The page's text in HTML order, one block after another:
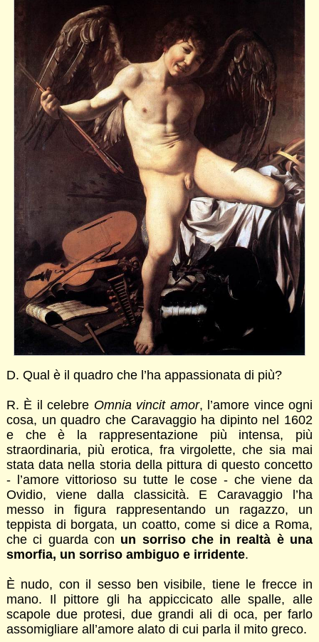
D. Qual è il quadro che l’ha appassionata di più?
R. È il celebre Omnia vincit amor, l’amore vince ogni
cosa, un quadro che Caravaggio ha dipinto nel 1602
e che è la rappresentazione più intensa, più
straordinaria, più erotica, fra virgolette, che sia mai
stata data nella storia della pittura di questo concetto
- l’amore vittorioso su tutte le cose - che viene da
Ovidio, viene dalla classicità. E Caravaggio l’ha
messo in figura rappresentando un ragazzo, un
teppista di borgata, un coatto, come si dice a Roma,
che ci guarda con un sorriso che in realtà è una
smorfia, un sorriso ambiguo e irridente.
È nudo, con il sesso ben visibile, tiene le frecce in
mano. Il pittore gli ha appiccicato alle spalle, alle
scapole due protesi, due grandi ali di oca, per farlo
assomigliare all’amore alato di cui parla il mito greco.